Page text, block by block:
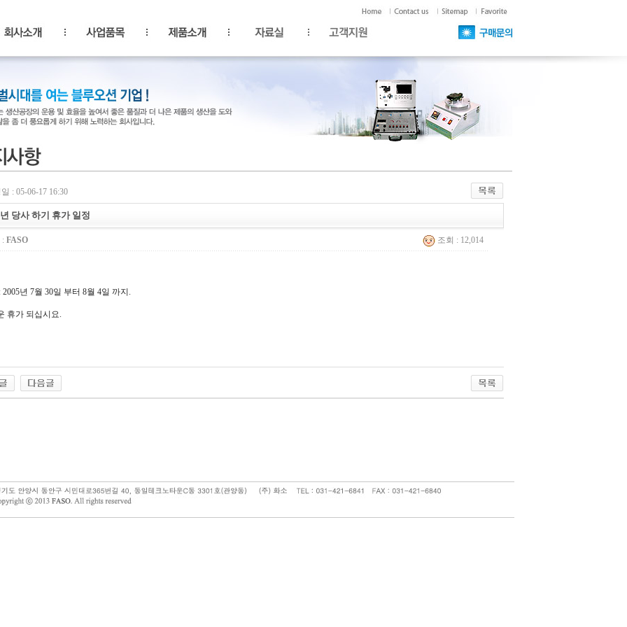
: 05-06-17 16:30
당사 하기 휴가 일정
FASO 조회 : 12,014
2005년 7월 30일 부터 8월 4일 까지.
휴가 되십시요.